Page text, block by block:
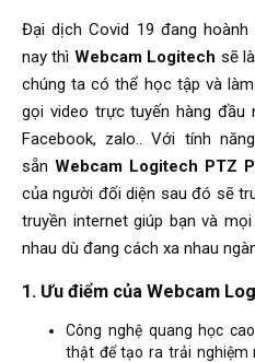
Đại dịch Covid 19 đang
nay thì Webcam Logitech sẽ
chúng ta có thể học tập và
gọi video trực tuyến hàng đầu
Facebook, zalo.. Với tính
sẵnWebcam Logitech PTZ
của người đối diện sau đó sẽ
truyền internet giúp bạn và
nhau dù đang cách xa nhau
1. Ưu điểm của Webcam
Công nghệ quang học
thật để tạo ra trải nghiệm